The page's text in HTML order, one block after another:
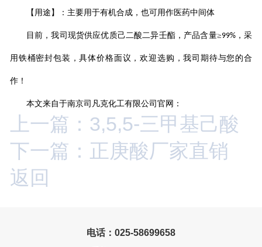
【用途】：主要用于有机合成，也可用作医药中间体
目前，我司现货供应优质己二酸二异壬酯，产品含量≥99%，采
用铁桶密封包装，具体价格面议，欢迎选购，我司期待与您的合
作！
本文来自于南京司凡克化工有限公司官网：
上一篇：3,5,5-三甲基己酸
下一篇：正庚酸厂家直销
返回
电话：025-58699658